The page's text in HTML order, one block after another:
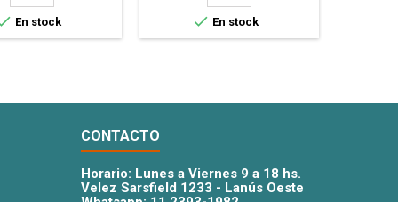
con todas las
del mercado. Ideal
y tarjetas
En stock
Tamaño A4 - 240gr - x100 Hojas
 En stock
CONTACTO
Horario: Lunes a Viernes 9 a 18 hs.
Velez Sarsfield 1233 - Lanús Oeste